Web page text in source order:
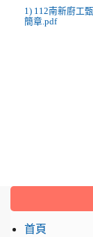
1) 112南新廚工
簡章.pdf
:::
首頁